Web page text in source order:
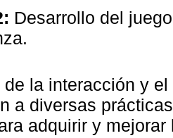
Desarrollo del
de la interacción y
a diversas
adquirir y